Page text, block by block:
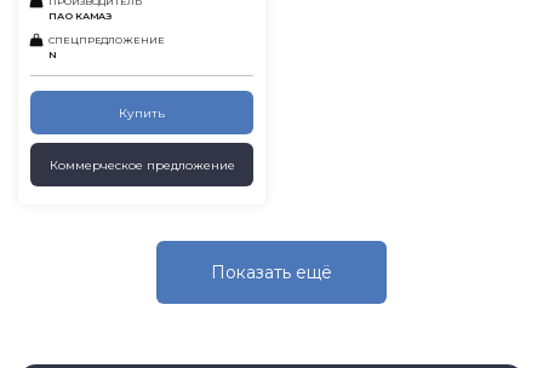
ПАО КАМАЗ
СПЕЦПРЕДЛОЖЕНИЕ
N
Купить
Коммерческое предложение
Показать eщё